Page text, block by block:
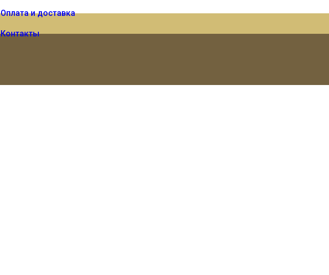
Оплата и доставка
Контакты